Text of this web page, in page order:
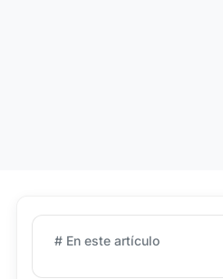
# En este artículo